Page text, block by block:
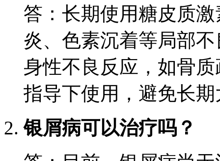
答：长期使用糖皮质
炎、色素沉着等局部
身性不良反应，如骨
指导下使用，避免长
银屑病可以治疗吗？